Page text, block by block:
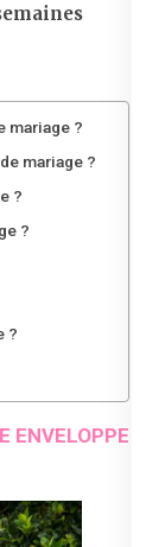
mariage ?
mariage ?
?
?
?
ENVELOPPE